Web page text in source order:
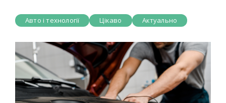
Авто і технології Цікаво Актуально